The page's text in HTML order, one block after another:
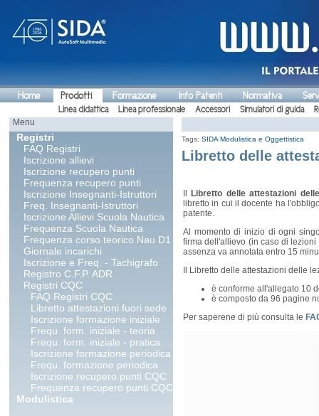
Home Prodotti Formazione Info Patenti Normativa
Linea didattica Linea professionale Accessori Simulatori di guida
Menu
Registri
FAQ Registri
Iscrizione allievi
Iscrizione recupero punti
Frequenza recupero punti
Iscrizione Insegnanti-Istruttori
Freq. Insegnanti-Istruttori
Iscrizione Allievi Scuola Nautica
Frequenza Scuola Nautica
Frequenza corso teorico Nau D1
Giornale incarichi
Iscrizione e Freq. - Tachigrafo
Registro C.F.P. ADR
Registri CQC
FAQ Registri CQC
Libretto attestazioni fuori sede
Iscrizione formazione iniziale
Frequ. form. iniziale - teoria
Frequ. form. iniziale - pratica
Iscrizione formazione periodica
Frequ. formazione periodica
Iscrizione recupero punti CQC
Frequenza recupero punti CQC
Modulistica
Tags: SIDA Modulistica e Oggettistica
Libretto delle
Libretto delle attestazioni
libretto in cui il docente ha
patente.
Al momento di inizio di ogni
firma dell'allievo (in caso di
assenza va annotata entro 15
Il Libretto delle attestazioni delle
è conforme all'allegato 10
è composto da 96 pagine
Per saperene di più consulta le